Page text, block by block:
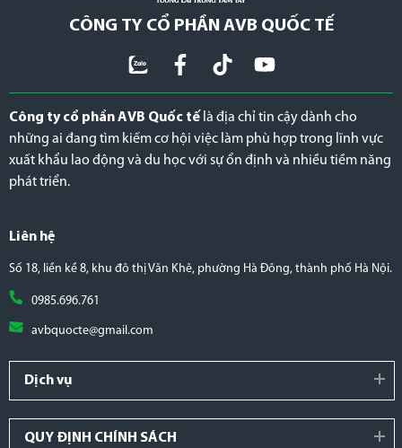
CÔNG TY CỔ PHẦN AVB QUỐC TẾ
Công ty cổ phần AVB Quốc tế là địa chỉ tin cậy dành cho
những ai đang tìm kiếm cơ hội việc làm phù hợp trong lĩnh vực
xuất khẩu lao động và du học với sự ổn định và nhiều tiềm năng
phát triển.
Liên hệ
Số 18, liền kề 8, khu đô thị Văn Khê, phường Hà Đông, thành phố Hà Nội.
0985.696.761
avbquocte@gmail.com
Dịch vụ
QUY ĐỊNH CHÍNH SÁCH